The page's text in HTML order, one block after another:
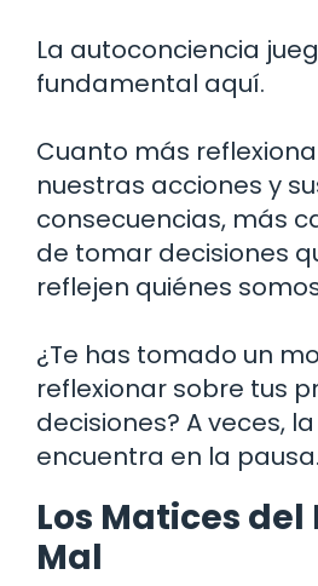
La autoconciencia
fundamental aquí.
Cuanto más
nuestras acciones y
consecuencias, más
de tomar decisiones
reflejen quiénes
¿Te has tomado un
reflexionar sobre tus
decisiones? A veces,
encuentra en la pausa.
Los Matices del
Mal